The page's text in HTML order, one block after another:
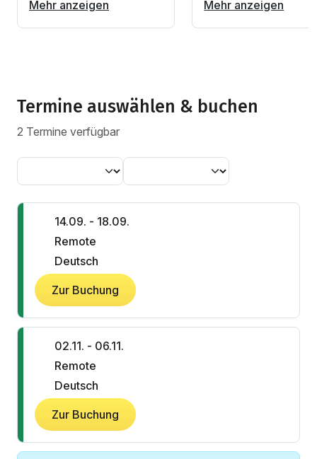
Mehr anzeigen Mehr anzeigen
Termine auswählen & buchen
2 Termine verfügbar
14.09. - 18.09.
Remote
Deutsch
Zur Buchung
02.11. - 06.11.
Remote
Deutsch
Zur Buchung